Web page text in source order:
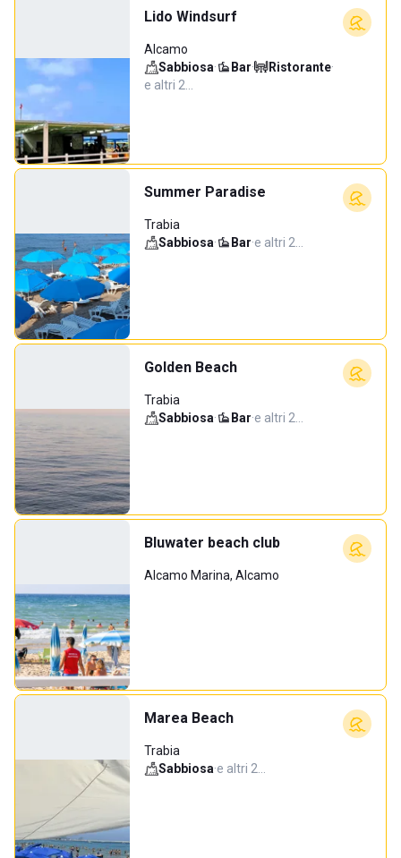
Lido Windsurf
Alcamo
Sabbiosa· Bar· Ristorante·
e altri 2…
Summer Paradise
Trabia
Sabbiosa· Bar·e altri 2…
Golden Beach
Trabia
Sabbiosa· Bar·e altri 2…
Bluwater beach club
Alcamo Marina, Alcamo
Marea Beach
Trabia
Sabbiosa·e altri 2…